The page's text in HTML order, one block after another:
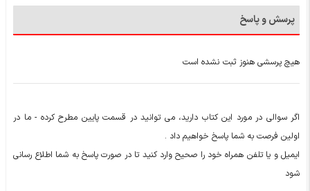
پرسش و پاسخ
هیچ پرسشی هنوز ثبت نشده است
اگر سوالی در مورد این کتاب دارید، می توانید در قسمت پایین مطرح کرده - ما در
اولین فرصت به شما پاسخ خواهیم داد .
ایمیل و یا تلفن همراه خود را صحیح وارد کنید تا در صورت پاسخ به شما اطلاع رسانی
شود